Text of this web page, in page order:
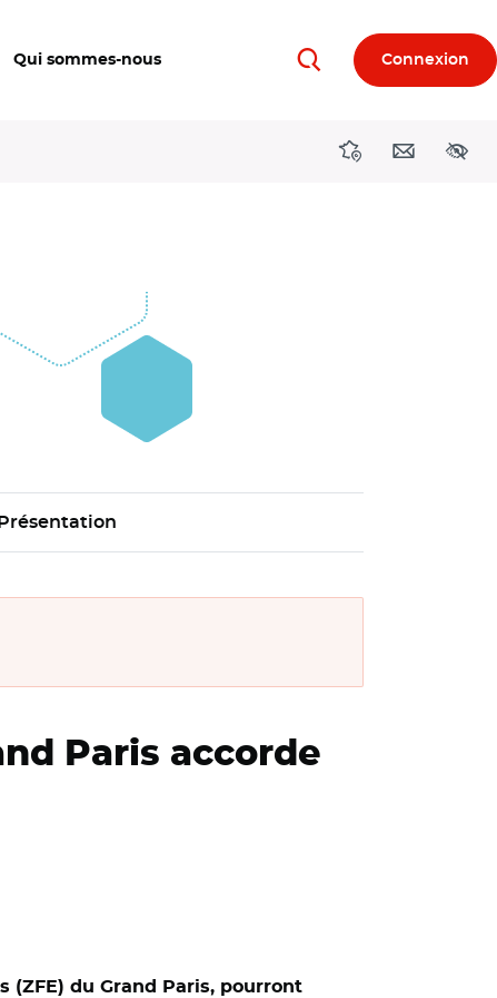
Qui sommes-nous RechercherConnexion
DirectionsContact
Présentation
Paris accorde
du Grand Paris, pourront